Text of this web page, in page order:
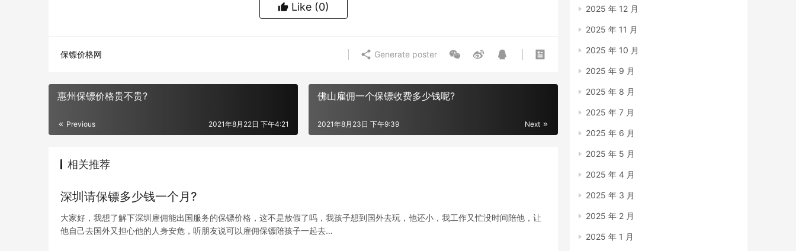
Like (0)
保镖价格网 Generate poster
惠州保镖价格贵不贵?
Previous 2021年8月22日 下午4:21
佛山雇佣一个保镖收费多少钱呢?
Next
2021年8月23日 下午9:39
相关推荐
深圳请保镖多少钱一个月?
大家好，我想了解下深圳雇佣能出国服务的保镖价格，这不是放假了吗，我孩子想到国外去玩，他还小，我工作又忙没时间陪他，让
他自己去国外又担心他的人身安危，听朋友说可以雇佣保镖陪孩子一起去…
2025 年 12 月
2025 年 11 月
2025 年 10 月
2025 年 9 月
2025 年 8 月
2025 年 7 月
2025 年 6 月
2025 年 5 月
2025 年 4 月
2025 年 3 月
2025 年 2 月
2025 年 1 月